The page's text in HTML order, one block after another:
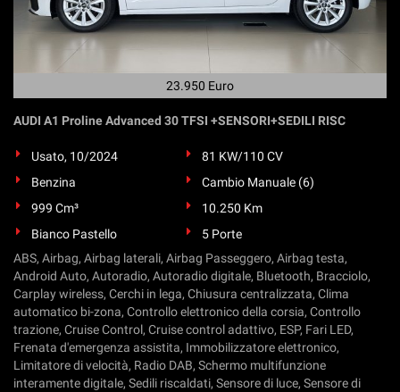
23.950 Euro
AUDI A1 Proline Advanced 30 TFSI +SENSORI+SEDILI RISC
Usato, 10/2024
81 KW/110 CV
Benzina
Cambio Manuale (6)
999 Cm³
10.250 Km
Bianco Pastello
5 Porte
ABS, Airbag, Airbag laterali, Airbag Passeggero, Airbag testa,
Android Auto, Autoradio, Autoradio digitale, Bluetooth, Bracciolo,
Carplay wireless, Cerchi in lega, Chiusura centralizzata, Clima
automatico bi-zona, Controllo elettronico della corsia, Controllo
trazione, Cruise Control, Cruise control adattivo, ESP, Fari LED,
Frenata d'emergenza assistita, Immobilizzatore elettronico,
Limitatore di velocità, Radio DAB, Schermo multifunzione
interamente digitale, Sedili riscaldati, Sensore di luce, Sensore di